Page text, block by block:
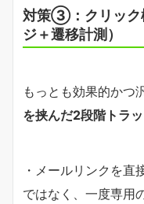
対策③：クリック
ジ＋遷移計測）
もっとも効果的かつ
を挟んだ2段階トラ
・メールリンクを直
ではなく、一度専用